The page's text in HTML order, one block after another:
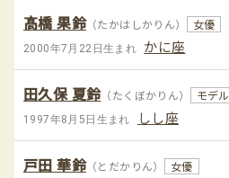
髙橋 果鈴（たかはしかりん） 女優
2000年7月22日生まれ かに座
田久保 夏鈴（たくぼかりん） モデル
1997年8月5日生まれ しし座
戸田 華鈴（とだかりん） 女優